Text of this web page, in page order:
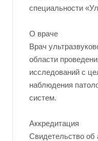
специальности
О враче
Врач
области
исследований с
наблюдения
систем.
Аккредитация
Свидетельство